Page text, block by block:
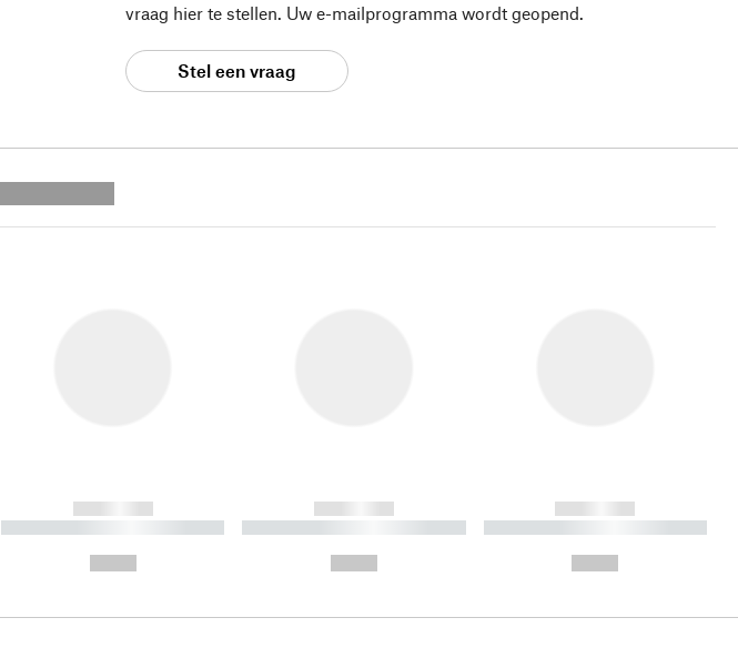
vraag hier te stellen. Uw e-mailprogramma wordt geopend.
Stel een vraag
------------
----------- ----------- ----------
------------
----------- ----------- ----------
------------
----------- ----------- ----------